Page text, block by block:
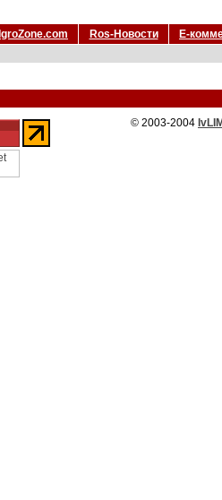
IgroZone.com Ros-Новости
Е-
© 2003-2004